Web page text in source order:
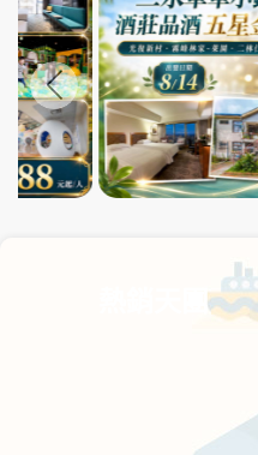
bar
使
用
熱銷天團